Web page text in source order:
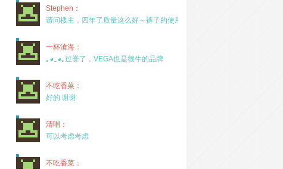
Stephen：
请问楼主，四年了质量这么好～裤子的使用率高吗？
一杯滄海：
｡◕‿◕｡过誉了，VEGA也是很牛的品牌
不吃香菜：
好的 谢谢
清唱：
可以考虑考虑
不吃香菜：